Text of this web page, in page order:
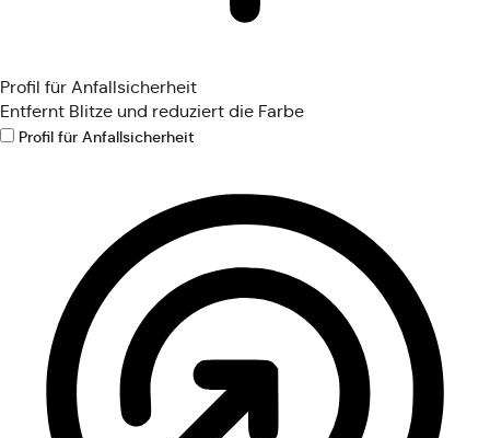
Profil für Anfallsicherheit
Entfernt Blitze und reduziert die Farbe
Profil für Anfallsicherheit